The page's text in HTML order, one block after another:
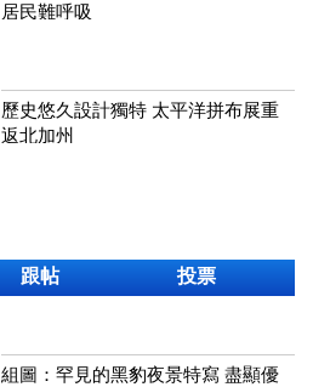
居民難呼吸
歷史悠久設計獨特 太平洋拼布展重
返北加州
跟帖 投票
組圖：罕見的黑豹夜景特寫 盡顯優